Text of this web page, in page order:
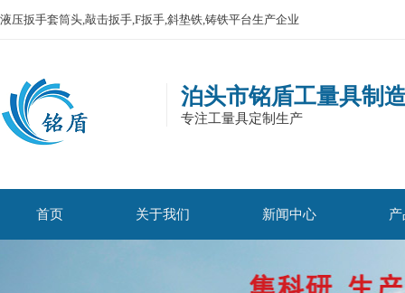
液压扳手套筒头,敲击扳手,F扳手,斜垫铁,铸铁平台生产企业
泊头市铭盾工量具制
专注工量具定制生产
首页 关于我们 新闻中心